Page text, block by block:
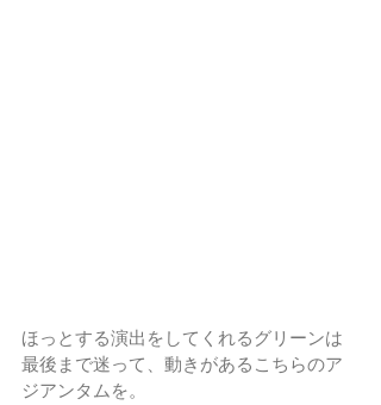
ほっとする演出をしてくれるグリーンは
最後まで迷って、動きがあるこちらのア
ジアンタムを。